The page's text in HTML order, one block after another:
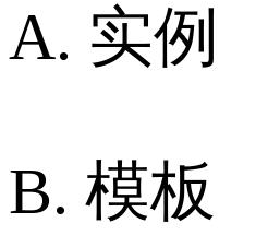
A. 实例
B. 模板